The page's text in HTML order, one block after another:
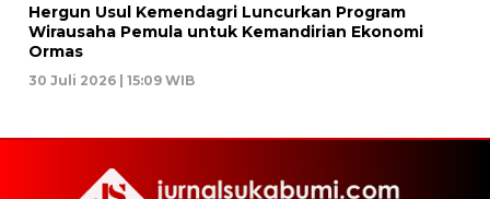
Hergun Usul Kemendagri Luncurkan Program
Wirausaha Pemula untuk Kemandirian Ekonomi
Ormas
30 Juli 2026 | 15:09 WIB